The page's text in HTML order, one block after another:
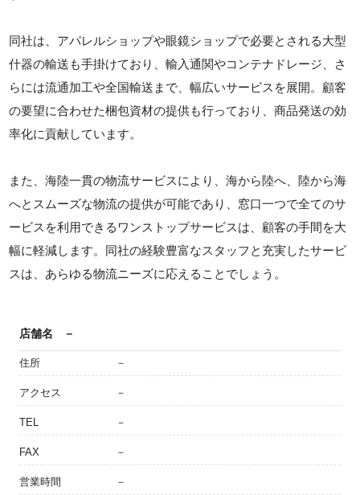
同社は、アパレルショップや眼鏡ショップで必要とされる大型
什器の輸送も手掛けており、輸入通関やコンテナドレージ、さ
らには流通加工や全国輸送まで、幅広いサービスを展開。顧客
の要望に合わせた梱包資材の提供も行っており、商品発送の効
率化に貢献しています。
また、海陸一貫の物流サービスにより、海から陸へ、陸から海
へとスムーズな物流の提供が可能であり、窓口一つで全てのサ
ービスを利用できるワンストップサービスは、顧客の手間を大
幅に軽減します。同社の経験豊富なスタッフと充実したサービ
スは、あらゆる物流ニーズに応えることでしょう。
店舗名 －
住所 －
アクセス －
TEL －
FAX －
営業時間 －